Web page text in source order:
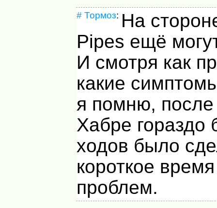
# Тормоз: На
Pipes ещё
И смотря как
какие
я помню,
Хабре гораздо
ходов было
короткое
проблем.